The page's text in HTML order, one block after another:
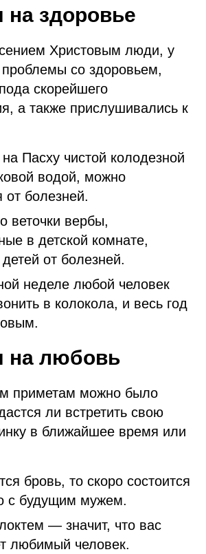
здоровье
Христовым люди, у
со здоровьем,
скорейшего
а также прислушивались к
Пасху чистой колодезной
водой, можно
от болезней.
веточки вербы,
в детской комнате,
от болезней.
неделе любой человек
в колокола, и весь год
на любовь
приметам можно было
ли встретить свою
в ближайшее время или
бровь, то скоро состоится
с будущим мужем.
— значит, что вас
любимый человек.